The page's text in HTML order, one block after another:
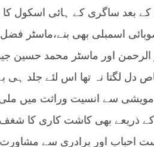
بعد ساگری کے ہائی اسکول کا
اسمبلی بھی بنے،ماسٹر
اور ماسٹر محمد حسین
دل لگتا نہ تھا اس لئے جلد ہی
سے انسیت وراثت میں ملی
کے ذریعے بھی کاشت کاری کا
احباب اور برادری سے مشاورت